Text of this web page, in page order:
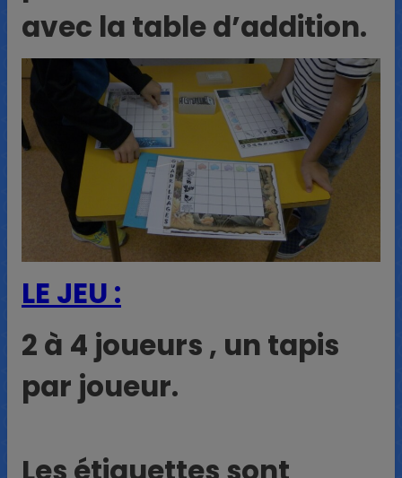
avec la table d’addition.
LE JEU :
2 à 4 joueurs , un tapis
par joueur.